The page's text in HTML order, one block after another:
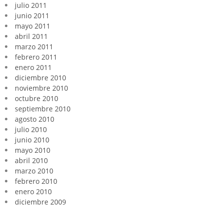
julio 2011
junio 2011
mayo 2011
abril 2011
marzo 2011
febrero 2011
enero 2011
diciembre 2010
noviembre 2010
octubre 2010
septiembre 2010
agosto 2010
julio 2010
junio 2010
mayo 2010
abril 2010
marzo 2010
febrero 2010
enero 2010
diciembre 2009